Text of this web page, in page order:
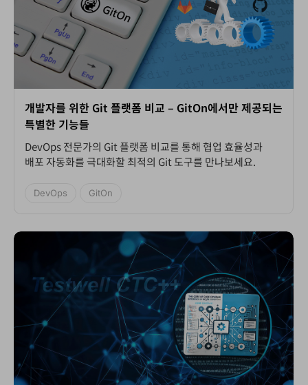
개발자를 위한 Git 플랫폼 비교 – GitOn에서만 제공되는
특별한 기능들
DevOps 전문가의 Git 플랫폼 비교를 통해 협업 효율성과
배포 자동화를 극대화할 최적의 Git 도구를 만나보세요.
DevOps GitOn